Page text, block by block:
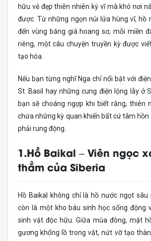
hữu vẻ đẹp thiên nhiên kỳ vĩ mà khó nơi
được. Từ những ngọn núi lửa hùng vĩ, hồ
đến vùng băng giá hoang sơ, mỗi miền
riêng, một câu chuyện truyền kỳ được
tạo hóa.
Nếu bạn từng nghĩ Nga chỉ nổi bật với
St. Basil hay những cung điện lộng lẫy ở
bạn sẽ choáng ngợp khi biết rằng, thiên
chứa những kỳ quan khiến bất cứ tâm hồn
phải rung động.
1.Hồ Baikal – Viên ngọc
thẳm của Siberia
Hồ Baikal không chỉ là hồ nước ngọt sâu
còn là một kho báu sinh học sống động
sinh vật độc hữu. Giữa mùa đông, mặt
gương khổng lồ trong vắt, nứt vỡ tạo